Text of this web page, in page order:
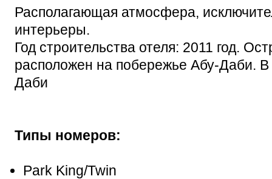
Располагающая атмосфера,
интерьеры.
Год строительства отеля: 2011 год.
расположен на побережье Абу-Даби.
Даби
Типы номеров:
Park King/Twin